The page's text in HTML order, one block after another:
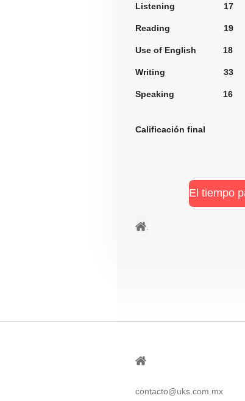
Listening 17
Reading 19
Use of English 18
Writing 33
Speaking 16
El tiempo
.
⠀
contacto@uks.com.mx